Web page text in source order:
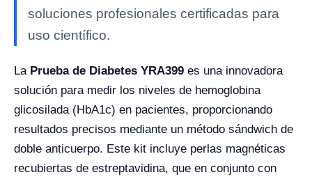
soluciones profesionales certificadas para
uso científico.
La Prueba de Diabetes YRA399 es una innovadora
solución para medir los niveles de hemoglobina
glicosilada (HbA1c) en pacientes, proporcionando
resultados precisos mediante un método sándwich de
doble anticuerpo. Este kit incluye perlas magnéticas
recubiertas de estreptavidina, que en conjunto con